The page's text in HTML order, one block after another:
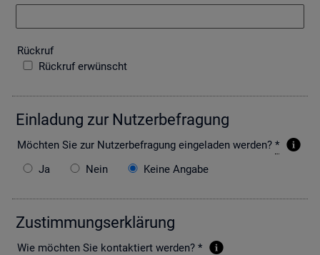
Rück­ruf
Rückruf erwünscht
Ein­la­dung zur Nut­zer­be­fra­gung
Möch­ten Sie zur Nut­zer­be­fra­gung ein­ge­la­den wer­den? *
Ja
Nein Keine Angabe
Zu­stim­mungs­er­klä­rung
Wie möch­ten Sie kon­tak­tiert wer­den? *